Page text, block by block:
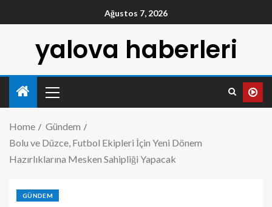
Ağustos 7, 2026
yalova haberleri
Home
Gündem
Bolu ve Düzce, Futbol Ekipleri İçin Yeni Dönem
Hazırlıklarına Mesken Sahipliği Yapacak
GÜNDEM